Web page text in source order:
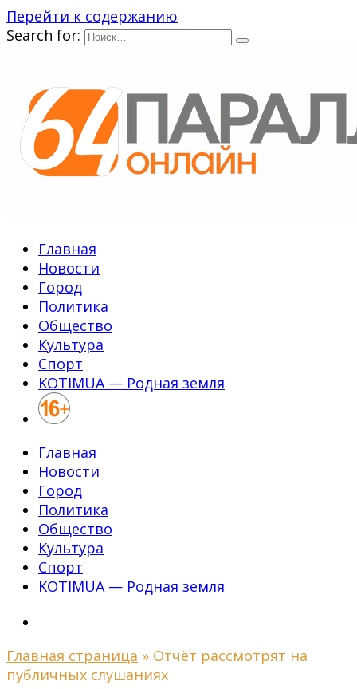
Перейти к содержанию
Search for:
Главная
Новости
Город
Политика
Общество
Культура
Спорт
KOTIMUA — Родная земля
Главная
Новости
Город
Политика
Общество
Культура
Спорт
KOTIMUA — Родная земля
Главная страница » Отчёт рассмотрят на
публичных слушаниях